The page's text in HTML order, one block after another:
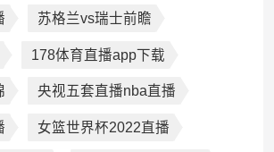
苏格兰vs瑞士前瞻
178体育直播app下载
央视五套直播nba直播
女篮世界杯2022直播